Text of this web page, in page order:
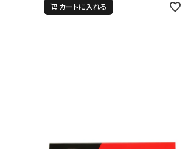
カートに入れる